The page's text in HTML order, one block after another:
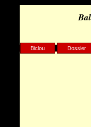
Biclou Dossier